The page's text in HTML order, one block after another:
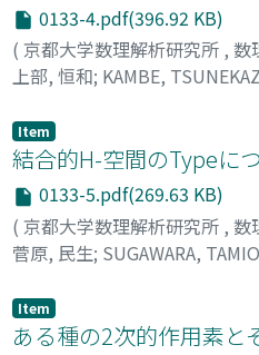
0133-4.pdf(396.92 KB)
( 京都大学数理解析研究所 , 数
上部, 恒和; KAMBE,
Item
結合的H-空間のTypeに
0133-5.pdf(269.63 KB)
( 京都大学数理解析研究所 , 数
菅原, 民生; SUGAWARA, TAMIO
Item
ある種の2次的作用素と